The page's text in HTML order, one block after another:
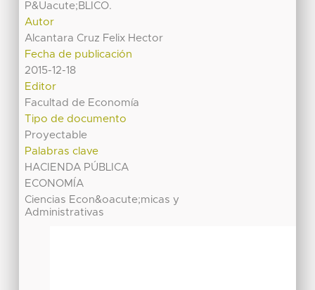
P&Uacute;BLICO.
Autor
Alcantara Cruz Felix Hector
Fecha de publicación
2015-12-18
Editor
Facultad de Economía
Tipo de documento
Proyectable
Palabras clave
HACIENDA PÚBLICA
ECONOMÍA
Ciencias Econ&oacute;micas y
Administrativas